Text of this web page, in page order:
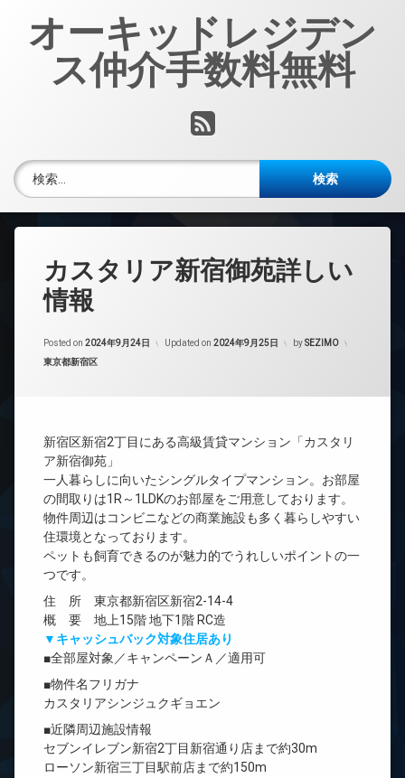
オーキッドレジデン
ス仲介手数料無料
RSS
検索:
カスタリア新宿御苑詳しい
情報
Posted on 2024年9月24日 Updated on 2024年9月25日 bySEZIMO
カテゴリー:
東京都新宿区
新宿区新宿2丁目にある高級賃貸マンション「カスタリ
ア新宿御苑」
一人暮らしに向いたシングルタイプマンション。お部屋
の間取りは1R～1LDKのお部屋をご用意しております。
物件周辺はコンビニなどの商業施設も多く暮らしやすい
住環境となっております。
ペットも飼育できるのが魅力的でうれしいポイントの一
つです。
住 所 東京都新宿区新宿2-14-4
概 要 地上15階 地下1階 RC造
▼キャッシュバック対象住居あり
■全部屋対象／キャンペーンＡ／適用可
■物件名フリガナ
カスタリアシンジュクギョエン
■近隣周辺施設情報
セブンイレブン新宿2丁目新宿通り店まで約30m
ローソン新宿三丁目駅前店まで約150m